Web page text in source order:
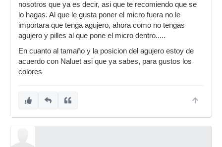
nosotros que ya es decir, asi que te recomiendo que se
lo hagas. Al que le gusta poner el micro fuera no le
importara que tenga agujero, ahora como no tengas
agujero y pilles al que pone el micro dentro.....
En cuanto al tamaño y la posicion del agujero estoy de
acuerdo con Naluet asi que ya sabes, para gustos los
colores